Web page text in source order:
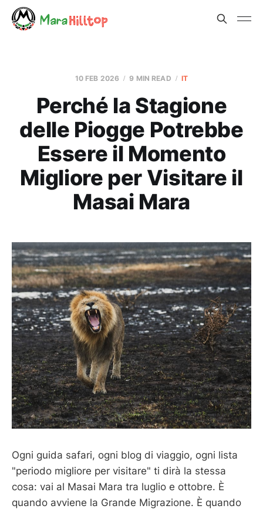
10 FEB 2026 9 MIN READ IT
Perché la Stagione
delle Piogge Potrebbe
Essere il Momento
Migliore per Visitare il
Masai Mara
Ogni guida safari, ogni blog di viaggio, ogni lista
"periodo migliore per visitare" ti dirà la stessa
cosa: vai al Masai Mara tra luglio e ottobre. È
quando avviene la Grande Migrazione. È quando